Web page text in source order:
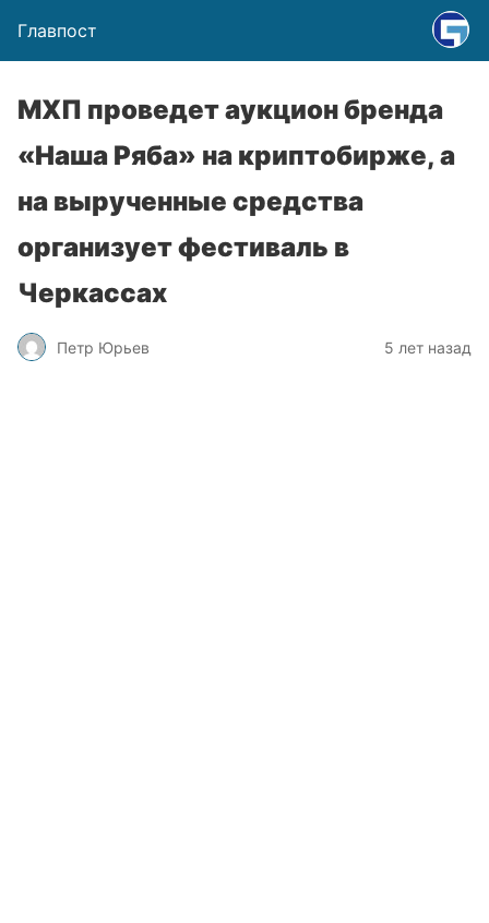
Главпост
МХП проведет аукцион бренда
«Наша Ряба» на криптобирже, а
на вырученные средства
организует фестиваль в
Черкассах
Петр Юрьев 5 лет назад